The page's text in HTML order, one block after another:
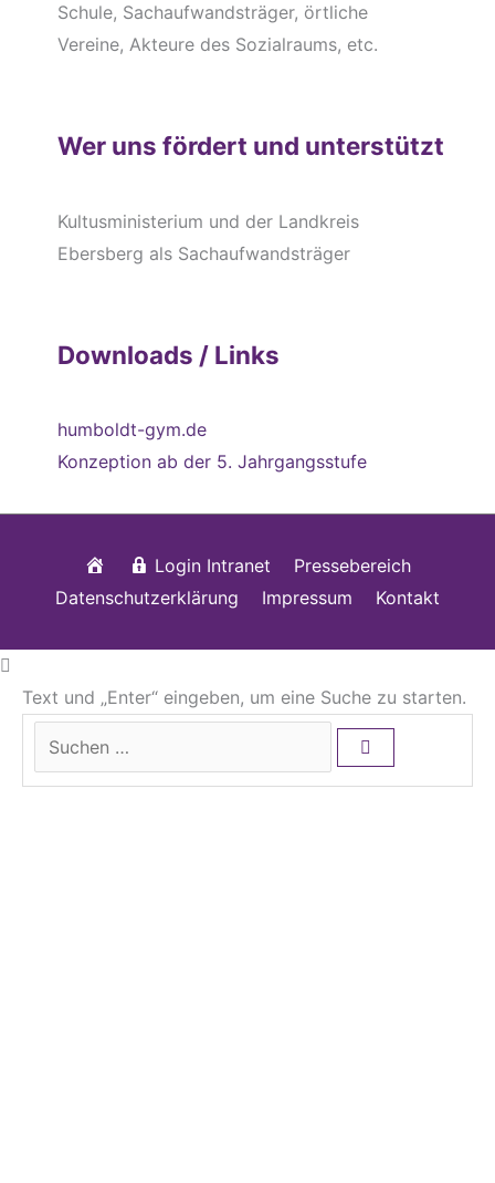
Schule, Sachaufwandsträger, örtliche
Vereine, Akteure des Sozialraums, etc.
Wer uns fördert und unterstützt
Kultusministerium und der Landkreis
Ebersberg als Sachaufwandsträger
Downloads / Links
humboldt-gym.de
Konzeption ab der 5. Jahrgangsstufe
StartseiteLogin Intranet
Pressebereich
Datenschutzerklärung
Impressum Kontakt
Text und „Enter“ eingeben, um eine Suche zu starten.